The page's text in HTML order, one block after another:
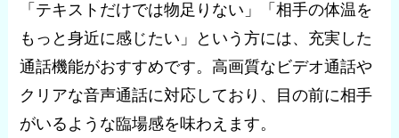
「テキストだけでは物足りない」「相手の体温を
もっと身近に感じたい」という方には、充実した
通話機能がおすすめです。高画質なビデオ通話や
クリアな音声通話に対応しており、目の前に相手
がいるような臨場感を味わえます。